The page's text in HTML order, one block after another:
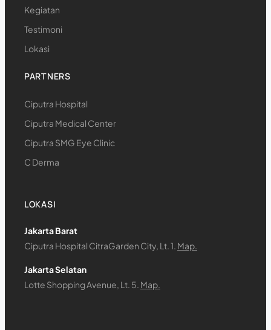
Kegiatan
Testimoni
Lokasi
PARTNERS
Ciputra Hospital
Ciputra Medical Center
Ciputra SMG Eye Clinic
C Derma
LOKASI
Jakarta Barat
Ciputra Hospital CitraGarden City, Lt. 1. Map.
Jakarta Selatan
Lotte Shopping Avenue, Lt. 5. Map.